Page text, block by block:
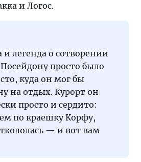
и Логос.
легенда о сотворении
просто было
куда он мог бы
на отдых. Курорт он
просто и сердито:
по краешку Корфу,
— и вот вам